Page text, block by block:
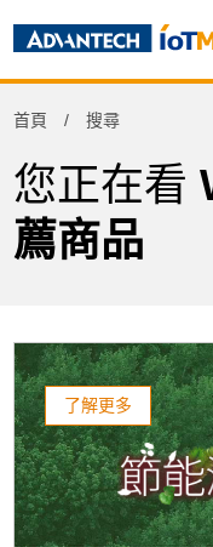
首頁 搜尋
您正在看
薦商品
了解更多
Product Tag